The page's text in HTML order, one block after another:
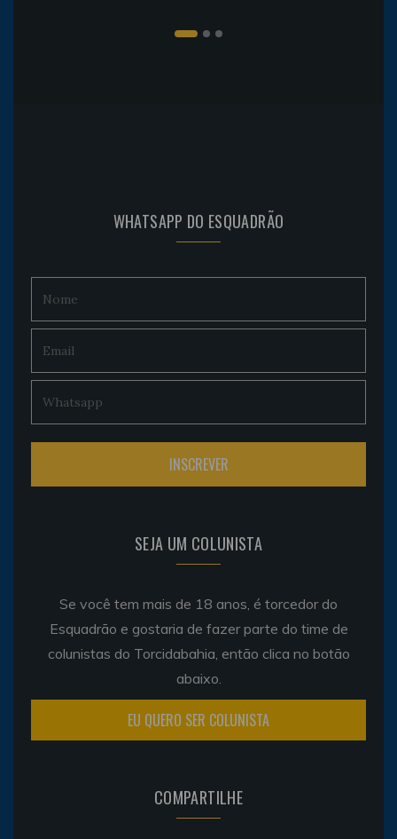
WHATSAPP DO ESQUADRÃO
SEJA UM COLUNISTA
Se você tem mais de 18 anos, é torcedor do
Esquadrão e gostaria de fazer parte do time de
colunistas do Torcidabahia, então clica no botão
abaixo.
EU QUERO SER COLUNISTA
COMPARTILHE